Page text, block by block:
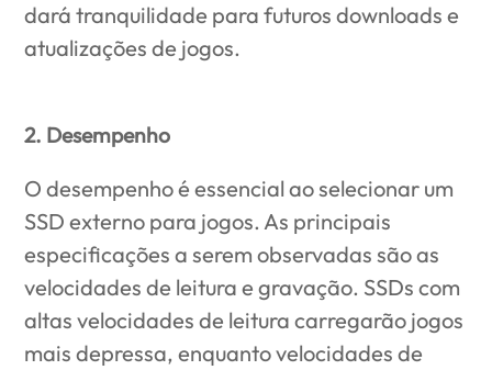
dará tranquilidade para futuros downloads e
atualizações de jogos.
2. Desempenho
O desempenho é essencial ao selecionar um
SSD externo para jogos. As principais
especificações a serem observadas são as
velocidades de leitura e gravação. SSDs com
altas velocidades de leitura carregarão jogos
mais depressa, enquanto velocidades de